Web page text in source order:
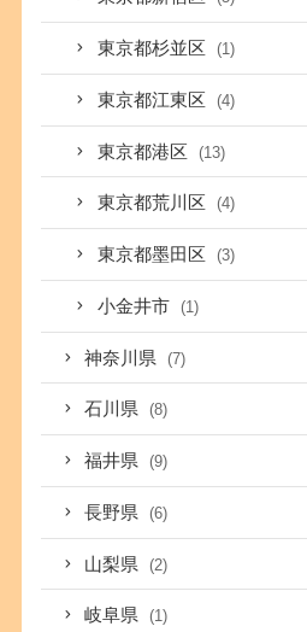
東京都杉並区 (1)
東京都江東区 (4)
東京都港区 (13)
東京都荒川区 (4)
東京都墨田区 (3)
小金井市 (1)
神奈川県 (7)
石川県 (8)
福井県 (9)
長野県 (6)
山梨県 (2)
岐阜県 (1)